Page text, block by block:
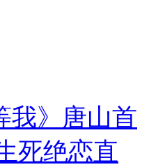
我》唐山首
死绝恋直